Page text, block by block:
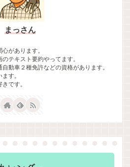
まっさん
があります。
テキスト要約やってます。
動車２種免許などの資格があります。
す。
です。